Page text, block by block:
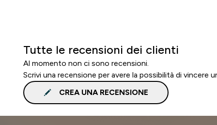
Tutte le recensioni dei clienti
Al momento non ci sono recensioni.
Scrivi una recensione per avere la possibilità di vincere
CREA UNA RECENSIONE